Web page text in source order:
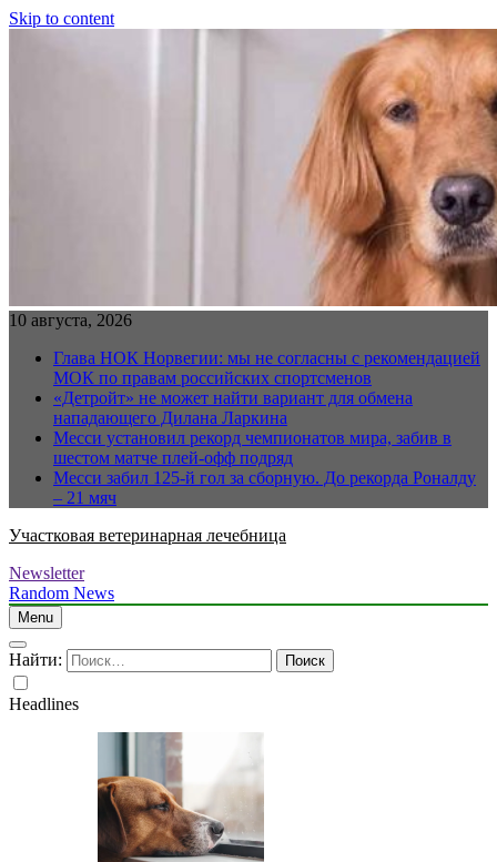
Skip to content
10 августа, 2026
Глава НОК Норвегии: мы не согласны с рекомендацией
МОК по правам российских спортсменов
«Детройт» не может найти вариант для обмена
нападающего Дилана Ларкина
Месси установил рекорд чемпионатов мира, забив в
шестом матче плей‑офф подряд
Месси забил 125-й гол за сборную. До рекорда Роналду
– 21 мяч
Участковая ветеринарная лечебница
Newsletter
Random News
Menu
Найти:
Headlines